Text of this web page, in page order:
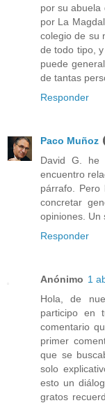
por su abuela
por La
colegio de su
de todo tipo,
puede
de tantas
Responder
Paco Muñoz
David G.
encuentro
párrafo.
concretar
opiniones. Un
Responder
Anónimo 1
Hola, de
participo en
comentario
primer
que se
solo
esto un
gratos